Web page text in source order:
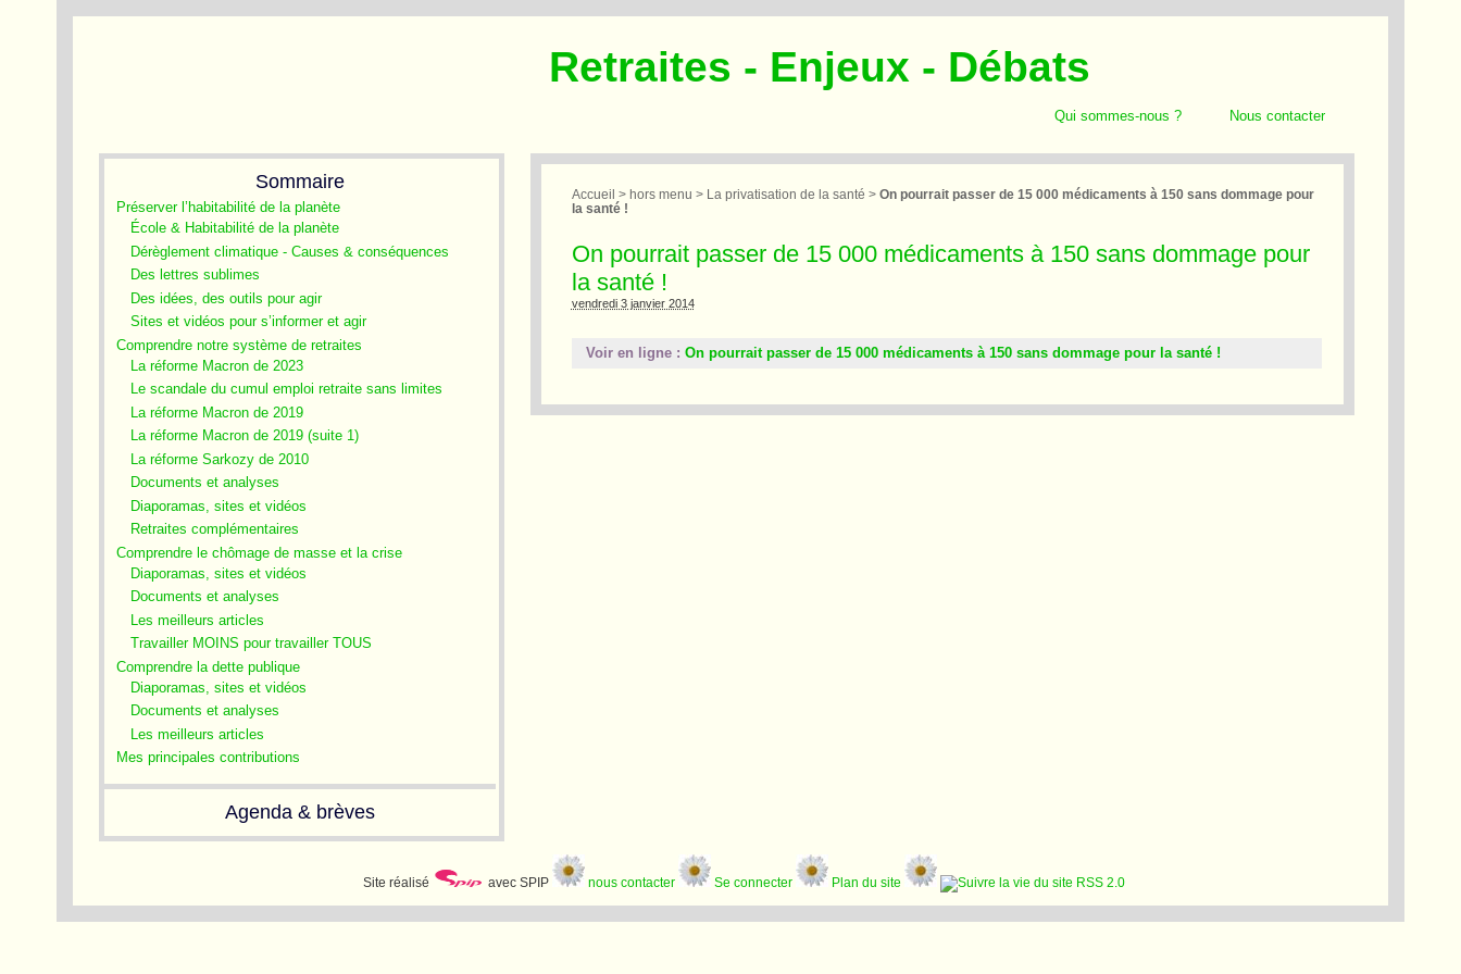
Retraites - Enjeux - Débats
Qui sommes-nous ? Nous contacter
Sommaire
Préserver l’habitabilité de la planète
École & Habitabilité de la planète
Dérèglement climatique - Causes & conséquences
Des lettres sublimes
Des idées, des outils pour agir
Sites et vidéos pour s’informer et agir
Comprendre notre système de retraites
La réforme Macron de 2023
Le scandale du cumul emploi retraite sans limites
La réforme Macron de 2019
La réforme Macron de 2019 (suite 1)
La réforme Sarkozy de 2010
Documents et analyses
Diaporamas, sites et vidéos
Retraites complémentaires
Comprendre le chômage de masse et la crise
Diaporamas, sites et vidéos
Documents et analyses
Les meilleurs articles
Travailler MOINS pour travailler TOUS
Comprendre la dette publique
Diaporamas, sites et vidéos
Documents et analyses
Les meilleurs articles
Mes principales contributions
Agenda & brèves
Accueil > hors menu > La privatisation de la santé > On pourrait passer de 15 000 médicaments à 150 sans dommage pour
la santé !
On pourrait passer de 15 000 médicaments à 150 sans dommage pour
la santé !
vendredi 3 janvier 2014
Voir en ligne : On pourrait passer de 15 000 médicaments à 150 sans dommage pour la santé !
Site réalisé avec SPIP nous contacter Se connecter Plan du site RSS 2.0